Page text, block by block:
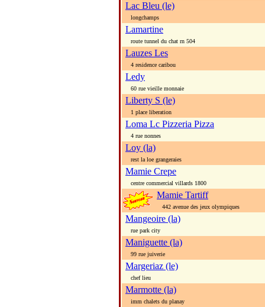
Lac Bleu (le)
longchamps
Lamartine
route tunnel du chat rn 504
Lauzes Les
4 residence caribou
Ledy
60 rue vieille monnaie
Liberty S (le)
1 place liberation
Loma Lc Pizzeria Pizza
4 rue nonnes
Loy (la)
rest la loe grangeraies
Mamie Crepe
centre commercial villards 1800
Mamie Tartiff
442 avenue des jeux olympiques
Mangeoire (la)
rue park city
Maniguette (la)
99 rue juiverie
Margeriaz (le)
chef lieu
Marmotte (la)
imm chalets du planay